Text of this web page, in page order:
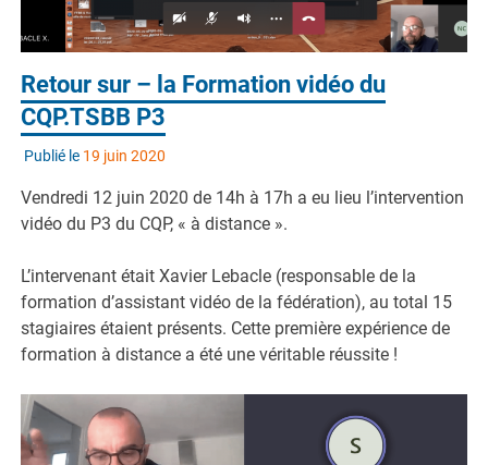
Retour sur – la Formation vidéo du
CQP.TSBB P3
Publié le 19 juin 2020
Vendredi 12 juin 2020 de 14h à 17h a eu lieu l’intervention
vidéo du P3 du CQP, « à distance ».
L’intervenant était Xavier Lebacle (responsable de la
formation d’assistant vidéo de la fédération), au total 15
stagiaires étaient présents. Cette première expérience de
formation à distance a été une véritable réussite !